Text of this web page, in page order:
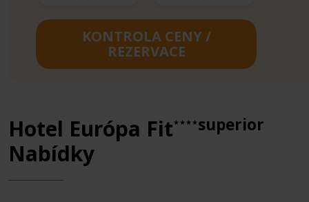
KONTROLA CENY /
REZERVACE
Hotel Európa Fit★★★★superior
Nabídky